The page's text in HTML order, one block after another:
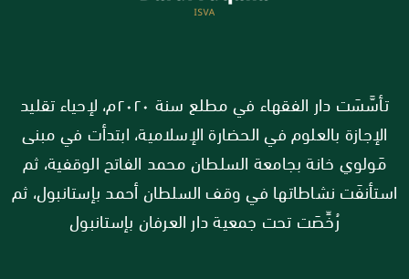
تأسَّسَت دار الفقهاء في مطلع سنة ٢٠٢٠م، لإحياء تقليد
الإجازة بالعلوم في الحضارة الإسلامية، ابتدأت في مبنى
مَولوي خانة بجامعة السلطان محمد الفاتح الوقفية، ثم
استأنفَت نشاطاتها في وقف السلطان أحمد بإستانبول، ثم
رُخِّصَت تحت جمعية دار العرفان بإستانبول